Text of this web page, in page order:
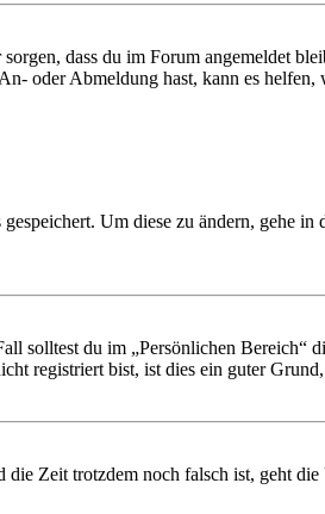
dass du im Forum angemeldet
oder Abmeldung hast, kann es
Um diese zu ändern, gehe
solltest du im „Persönlichen Bereich“
registriert bist, ist dies ein guter
Zeit trotzdem noch falsch ist, geht